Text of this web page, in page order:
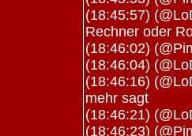
(18:45:57)
Rechner oder
(18:46:02)
(18:46:04)
(18:46:16)
mehr sagt
(18:46:21)
(18:46:23)